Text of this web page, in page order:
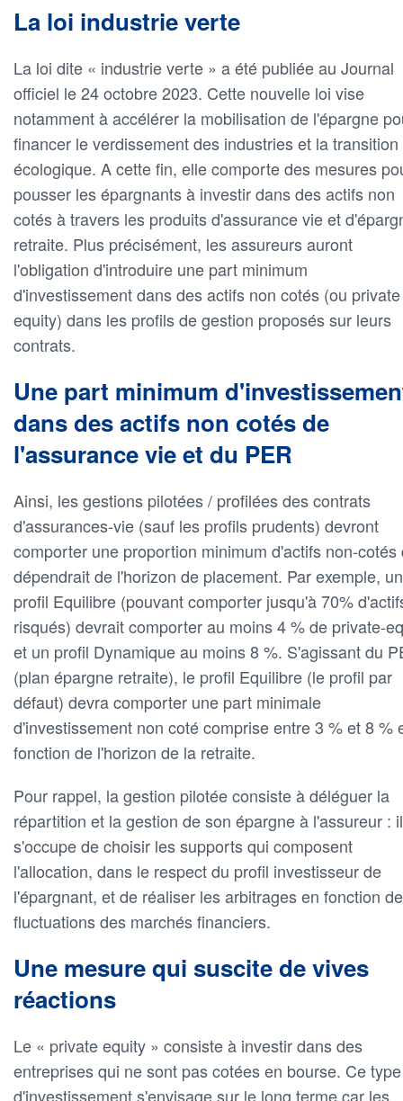
La loi industrie verte
La loi dite « industrie verte » a été publiée au Journal
officiel le 24 octobre 2023. Cette nouvelle loi vise
notamment à accélérer la mobilisation de l'épargne
financer le verdissement des industries et la transition
écologique. A cette fin, elle comporte des mesures
pousser les épargnants à investir dans des actifs non
cotés à travers les produits d'assurance vie et
retraite. Plus précisément, les assureurs auront
l'obligation d'introduire une part minimum
d'investissement dans des actifs non cotés (ou private
equity) dans les profils de gestion proposés sur leurs
contrats.
Une part minimum
dans des actifs non cotés de
l'assurance vie et du PER
Ainsi, les gestions pilotées / profilées des contrats
d'assurances-vie (sauf les profils prudents) devront
comporter une proportion minimum d'actifs non-cotés
dépendrait de l'horizon de placement. Par exemple, un
profil Equilibre (pouvant comporter jusqu'à 70%
risqués) devrait comporter au moins 4 % de private-
et un profil Dynamique au moins 8 %. S'agissant du
(plan épargne retraite), le profil Equilibre (le profil par
défaut) devra comporter une part minimale
d'investissement non coté comprise entre 3 % et 8 %
fonction de l'horizon de la retraite.
Pour rappel, la gestion pilotée consiste à déléguer la
répartition et la gestion de son épargne à l'assureur : il
s'occupe de choisir les supports qui composent
l'allocation, dans le respect du profil investisseur de
l'épargnant, et de réaliser les arbitrages en fonction
fluctuations des marchés financiers.
Une mesure qui suscite de vives
réactions
Le « private equity » consiste à investir dans des
entreprises qui ne sont pas cotées en bourse. Ce type
d'investissement s'envisage sur le long terme car les